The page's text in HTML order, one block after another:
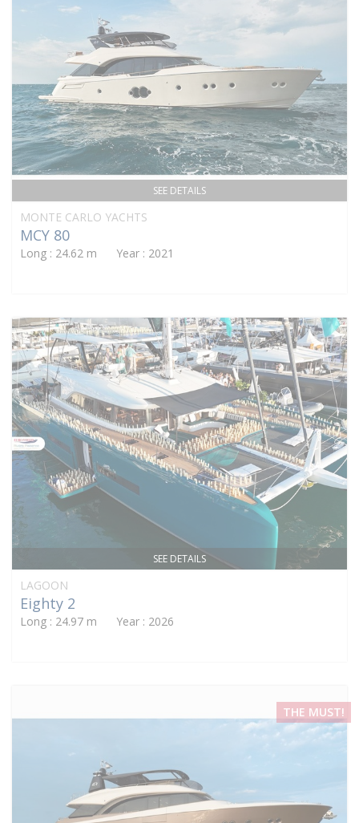
SEE DETAILS
MONTE CARLO YACHTS
MCY 80
Long : 24.62 m Year : 2021
SEE DETAILS
LAGOON
Eighty 2
Long : 24.97 m Year : 2026
THE MUST!